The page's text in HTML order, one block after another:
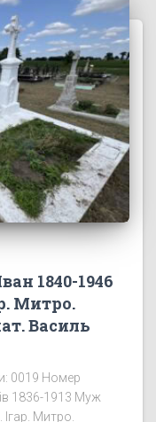
1840-1946
Митро.
Василь
0019 Номер
1836-1913 Муж
Митро.